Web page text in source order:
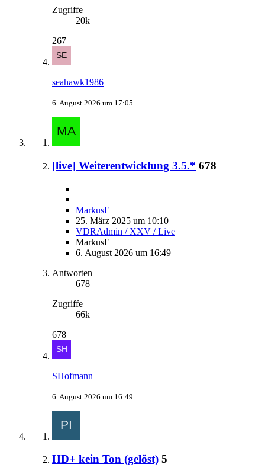
Zugriffe
20k
267
seahawk1986
6. August 2026 um 17:05
[live] Weiterentwicklung 3.5.* 678
MarkusE
25. März 2025 um 10:10
VDRAdmin / XXV / Live
MarkusE
6. August 2026 um 16:49
Antworten
678
Zugriffe
66k
678
SHofmann
6. August 2026 um 16:49
HD+ kein Ton (gelöst) 5